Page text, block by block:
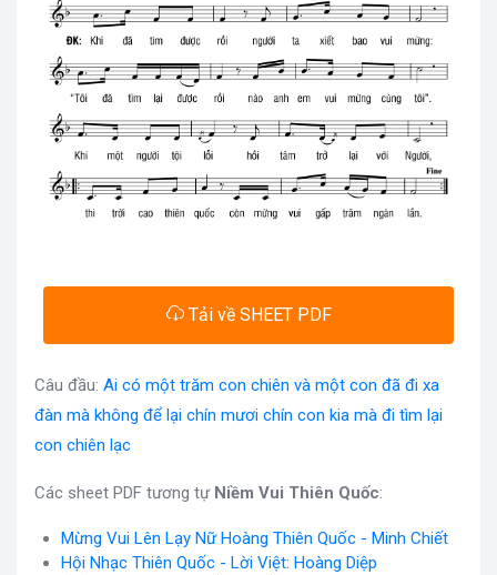
Tải về SHEET PDF
Câu đầu: Ai có một trăm con chiên và một con đã đi xa
đàn mà không để lại chín mươi chín con kia mà đi tìm lại
con chiên lạc
Các sheet PDF tương tự Niềm Vui Thiên Quốc:
Mừng Vui Lên Lạy Nữ Hoàng Thiên Quốc - Minh Chiết
Hội Nhạc Thiên Quốc - Lời Việt: Hoàng Diệp